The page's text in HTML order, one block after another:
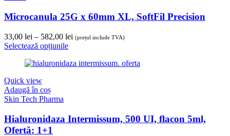
Microcanula 25G x 60mm XL, SoftFil Precision
33,00 lei – 582,00 lei Interval
33,00 lei
(prețul include TVA)
Selectează opțiunile
Quick view
Adaugă în coș
Skin Tech Pharma
Hialuronidaza Intermissum, 500 UI, flacon 5ml,
Ofertă: 1+1